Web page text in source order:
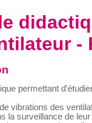
-
permettant
vibrations des
la surveillance de